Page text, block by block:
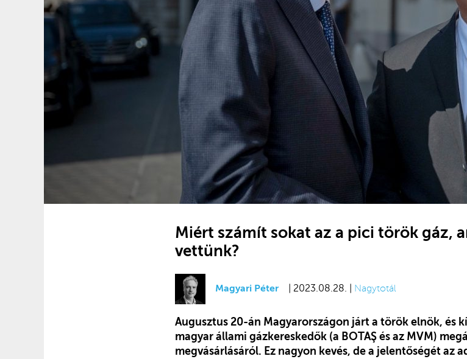
Miért számít sokat az a pici török gáz,
vettünk?
Magyari Péter | 2023.08.28. | Nagytotál
Augusztus 20-án Magyarországon járt a török elnök, és
magyar állami gázkereskedők (a BOTAŞ és az MVM)
megvásárlásáról. Ez nagyon kevés, de a jelentőségét az